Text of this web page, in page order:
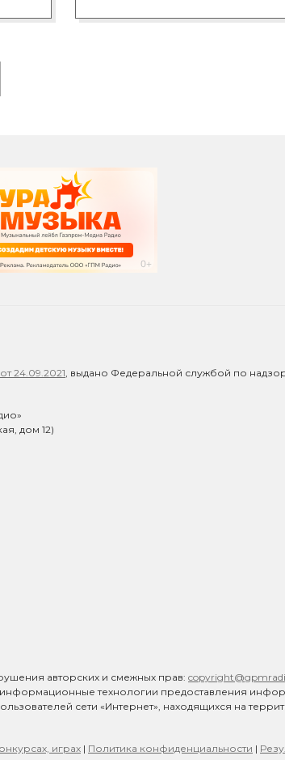
24.09.2021 , выдано Федеральной службой по
дом 12)
авторских и смежных прав:
технологии предоставления
сети «Интернет», находящихся на
играх | Политика конфиденциальности |